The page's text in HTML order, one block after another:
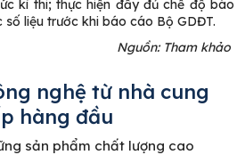
kì thi; thực hiện đầy đủ chế độ báo
liệu trước khi báo cáo Bộ GDĐT.
Nguồn: Tham khảo
nghệ từ nhà cung
hàng đầu
sản phẩm chất lượng cao